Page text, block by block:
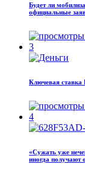
Будет ли
официальные
3
Ключевая ставка
4
«Сужать уже
иногда получают